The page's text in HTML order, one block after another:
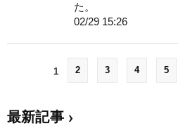
た。
02/29 15:26
1 2 3 4 5
最新記事